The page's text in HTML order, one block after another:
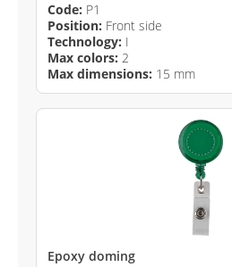
Code: P1
Position: Front side
Technology: I
Max colors: 2
Max dimensions: 15 mm
Epoxy doming